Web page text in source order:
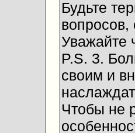
Будьте
вопросов,
Уважайте
P.S. 3.
своим и
Чтобы не